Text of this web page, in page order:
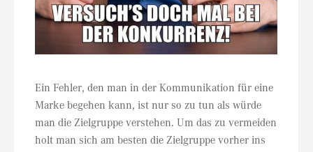
Ein Fehler, den man in der Kommunikation für eine
Marke begehen kann, ist nur so zu tun als würde
man die Zielgruppe verstehen. Um das zu vermeiden
holt man sich am besten die Zielgruppe vorher ins